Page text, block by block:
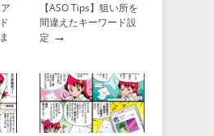
【ASO Tips】狙い所を
間違えたキーワード設
定 →